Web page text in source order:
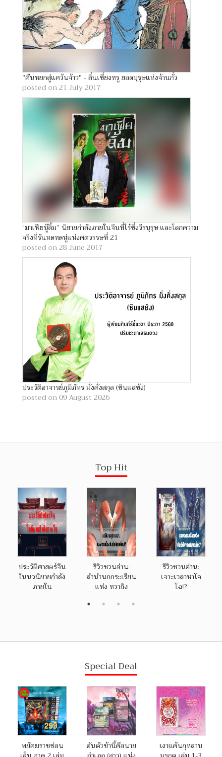
"คืนหยกสู่แคว้นจ้าว" - ลิ่นเซี่ยงหรู ยอดบุรุษแห่งจ้านกั๋ว
posted on 21 July 2017
“มาเฟียบู๊ลิ้ม” นิยายกำลังภายในจีนที่ไร้ซึ่งวีรบุรุษ และโลกความ
จริงที่รันทดหดหู่แห่งศตวรรษที่ 21
posted on 28 June 2017
ประวัติอาจารย์ภูมิภัทร มั่งคั่งสกุล (ซินแสซ้ง)
posted on 09 August 2026
Top Hit
ประวัติศาสตร์จีน
ในนวนิยายกำลัง
ภายใน
รีวิวชวนอ่าน:
ลำนำนกกระเรียน
แห่ง หวาถิง
รีวิวชวนอ่าน:
เจาะเวลาหาโจ
โฉ!?
Special Deal
พยัคฆราชซ่อน
อันตัวข้านี้คือนาย
เงาแค้นกุหลาบ